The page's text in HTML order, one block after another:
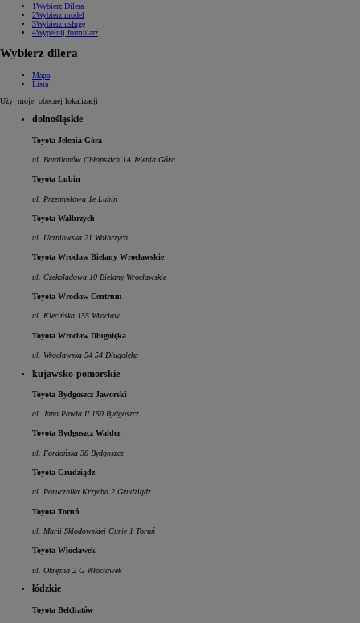
1Wybierz Dilera
2Wybierz model
3Wybierz usługę
4Wypełnij formularz
Wybierz dilera
Mapa
Lista
Użyj mojej obecnej lokalizacji
dolnośląskie
Toyota Jelenia Góra
ul. Batalionów Chłopskich 1A Jelenia Góra
Toyota Lubin
ul. Przemysłowa 1e Lubin
Toyota Wałbrzych
ul. Uczniowska 21 Wałbrzych
Toyota Wrocław Bielany Wrocławskie
ul. Czekoladowa 10 Bielany Wrocławskie
Toyota Wrocław Centrum
ul. Klecińska 155 Wrocław
Toyota Wrocław Długołęka
ul. Wrocławska 54 54 Długołęka
kujawsko-pomorskie
Toyota Bydgoszcz Jaworski
al. Jana Pawła II 150 Bydgoszcz
Toyota Bydgoszcz Walder
ul. Fordońska 38 Bydgoszcz
Toyota Grudziądz
ul. Porucznika Krzycha 2 Grudziądz
Toyota Toruń
ul. Marii Skłodowskiej Curie 1 Toruń
Toyota Włocławek
ul. Okrężna 2 G Włocławek
łódzkie
Toyota Bełchatów